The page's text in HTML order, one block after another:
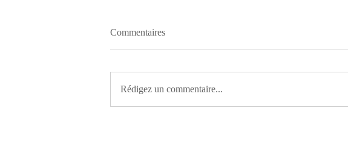
Commentaires
Rédigez un commentaire...